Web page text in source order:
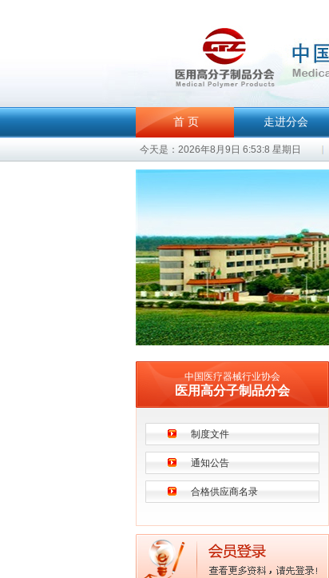
首 页
今天是：2026年8月9日 6:53:8 星期日
走进分会
中国医疗器械行业协会
医用高分子制品分会
制度文件
通知公告
合格供应商名录